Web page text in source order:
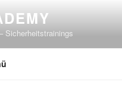
Sicherheitstrainings